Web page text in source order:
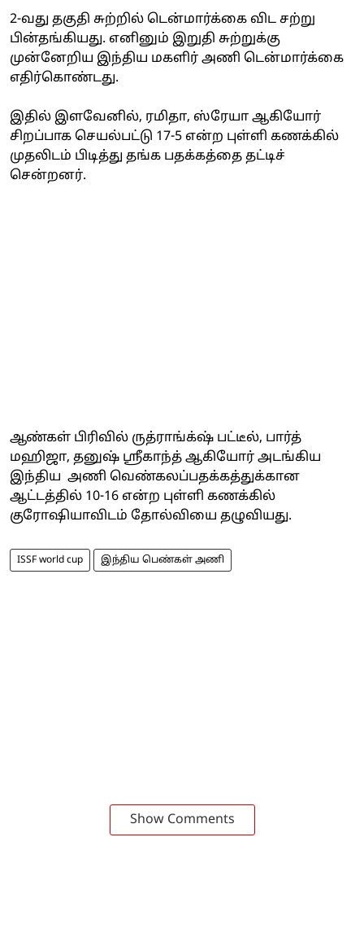
2-வது தகுதி சுற்றில் டென்மார்க்கை விட சற்று
பின்தங்கியது. எனினும் இறுதி சுற்றுக்கு
முன்னேறிய இந்திய மகளிர் அணி டென்மார்க்கை
எதிர்கொண்டது.
இதில் இளவேனில், ரமிதா, ஸ்ரேயா ஆகியோர்
சிறப்பாக செயல்பட்டு 17-5 என்ற புள்ளி கணக்கில்
முதலிடம் பிடித்து தங்க பதக்கத்தை தட்டிச்
சென்றனர்.
ஆண்கள் பிரிவில் ருத்ராங்க்‌ஷ் பட்டீல், பார்த்
மஹிஜா, தனுஷ் ஸ்ரீகாந்த் ஆகியோர் அடங்கிய
இந்திய அணி வெண்கலப்பதக்கத்துக்கான
ஆட்டத்தில் 10-16 என்ற புள்ளி கணக்கில்
குரோஷியாவிடம் தோல்வியை தழுவியது.
ISSF world cup இந்திய பெண்கள் அணி
Show Comments